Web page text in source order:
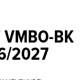
VMBO-BK
2027